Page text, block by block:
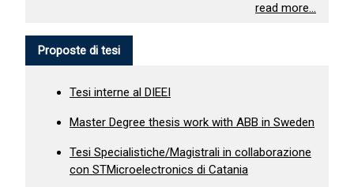
read more...
Proposte di tesi
Tesi interne al DIEEI
Master Degree thesis work with ABB in Sweden
Tesi Specialistiche/Magistrali in collaborazione
con STMicroelectronics di Catania